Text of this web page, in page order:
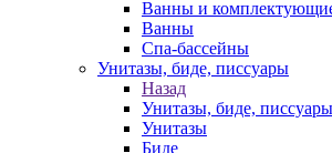
Ванны и
Ванны
Спа-бассейны
Унитазы, биде, писсуары
Назад
Унитазы, биде, писсуары
Унитазы
Биде